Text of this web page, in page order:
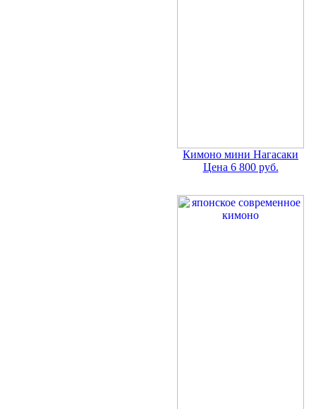
Кимоно мини Нагасаки
Цена 6 800 руб.